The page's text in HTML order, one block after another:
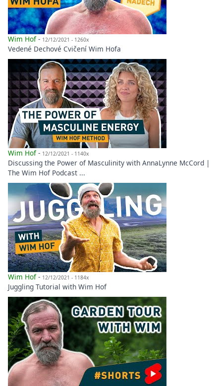
Wim Hof- 12/12/2021 - 1260x
Vedené Dechové Cvičení Wim Hofa
Wim Hof- 12/12/2021 - 1140x
Discussing the Power of Masculinity with AnnaLynne McCord |
The Wim Hof Podcast ...
Wim Hof- 12/12/2021 - 1184x
Juggling Tutorial with Wim Hof